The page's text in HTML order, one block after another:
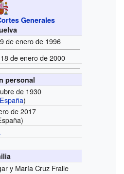
Generales
de enero de 1996
de enero de 2000
personal
de 1930
España)
de 2017
y María Cruz Fraile